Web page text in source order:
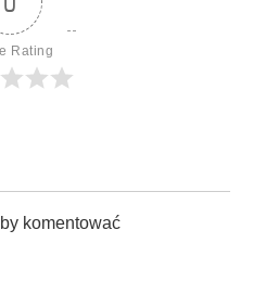
Rating
komentować